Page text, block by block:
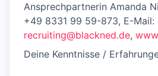
Ansprechpartnerin Amanda
+49 8331 99 59-873, E-Mail:
recruiting@blackned.de,
Deine Kenntnisse /